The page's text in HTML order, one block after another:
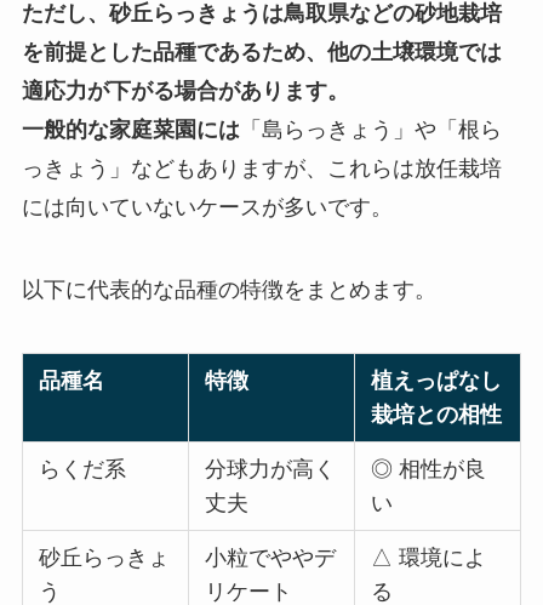
ただし、砂丘らっきょうは鳥取県などの砂地栽培
を前提とした品種であるため、他の土壌環境では
適応力が下がる場合があります。
一般的な家庭菜園には「島らっきょう」や「根ら
っきょう」などもありますが、これらは放任栽培
には向いていないケースが多いです。
以下に代表的な品種の特徴をまとめます。
品種名 特徴
植えっぱなし
栽培との相性
らくだ系
分球力が高く
丈夫
◎ 相性が良
い
砂丘らっきょ
う
小粒でややデ
リケート
△ 環境によ
る